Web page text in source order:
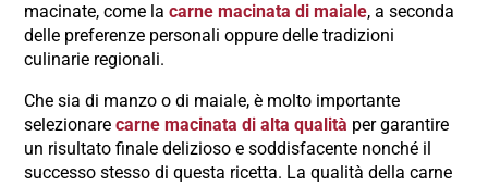
macinate, come lacarne macinata di maiale, a seconda
delle preferenze personali oppure delle tradizioni
culinarie regionali.
Che sia di manzo o di maiale, è molto importante
selezionarecarne macinata di alta qualità per garantire
un risultato finale delizioso e soddisfacente nonché il
successo stesso di questa ricetta. La qualità della carne